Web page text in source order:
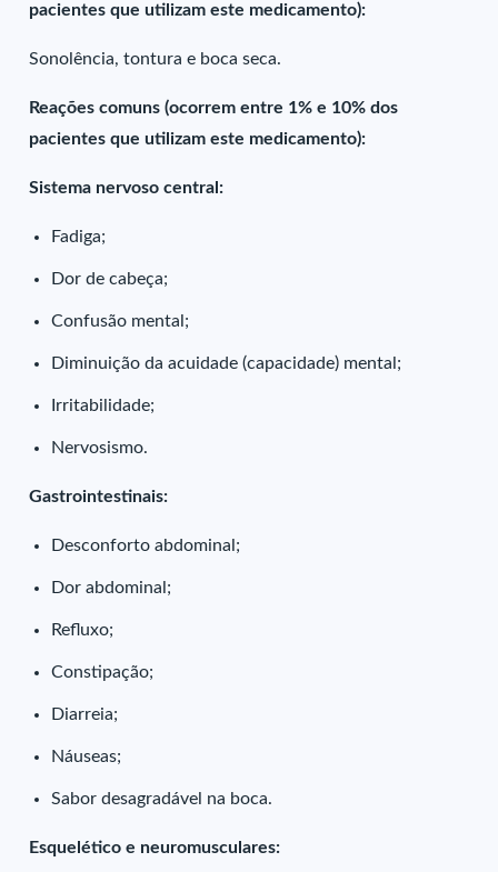
pacientes que utilizam este medicamento):
Sonolência, tontura e boca seca.
Reações comuns (ocorrem entre 1% e 10% dos
pacientes que utilizam este medicamento):
Sistema nervoso central:
Fadiga;
Dor de cabeça;
Confusão mental;
Diminuição da acuidade (capacidade) mental;
Irritabilidade;
Nervosismo.
Gastrointestinais:
Desconforto abdominal;
Dor abdominal;
Refluxo;
Constipação;
Diarreia;
Náuseas;
Sabor desagradável na boca.
Esquelético e neuromusculares: